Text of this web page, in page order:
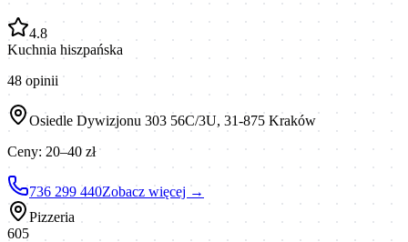
4.8
Kuchnia hiszpańska
48 opinii
Osiedle Dywizjonu 303 56C/3U, 31-875 Kraków
Ceny:20–40 zł
736 299 440Zobacz więcej →
Pizzeria
605